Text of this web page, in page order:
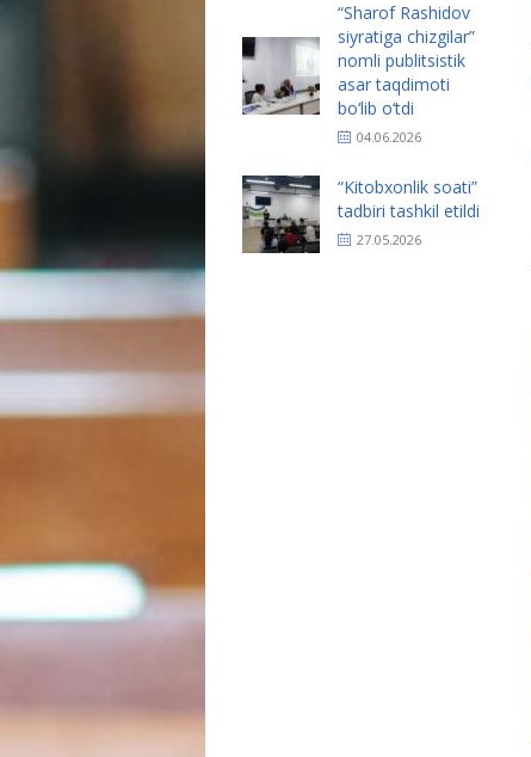
“Sharof Rashidov
siyratiga chizgilar”
nomli publitsistik
asar taqdimoti
bo‘lib o‘tdi
04.06.2026
“Kitobxonlik soati”
tadbiri tashkil etildi
27.05.2026